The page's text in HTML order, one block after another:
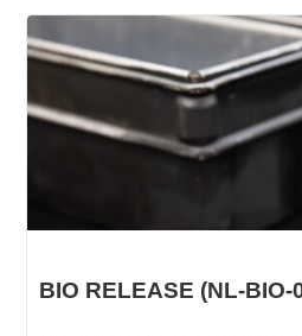
BIO RELEASE (NL-BIO-